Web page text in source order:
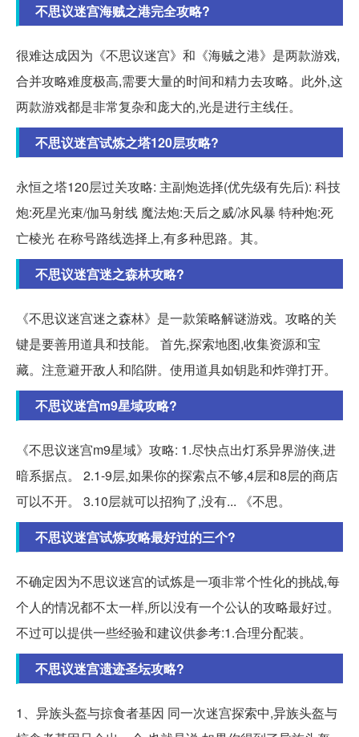
不思议迷宫海贼之港完全攻略?
很难达成因为《不思议迷宫》和《海贼之港》是两款游戏,
合并攻略难度极高,需要大量的时间和精力去攻略。此外,这
两款游戏都是非常复杂和庞大的,光是进行主线任。
不思议迷宫试炼之塔120层攻略?
永恒之塔120层过关攻略: 主副炮选择(优先级有先后): 科技
炮:死星光束/伽马射线 魔法炮:天后之威/冰风暴 特种炮:死
亡棱光 在称号路线选择上,有多种思路。其。
不思议迷宫迷之森林攻略?
《不思议迷宫迷之森林》是一款策略解谜游戏。攻略的关
键是要善用道具和技能。 首先,探索地图,收集资源和宝
藏。注意避开敌人和陷阱。使用道具如钥匙和炸弹打开。
不思议迷宫m9星域攻略?
《不思议迷宫m9星域》攻略: 1.尽快点出灯系异界游侠,进
暗系据点。 2.1-9层,如果你的探索点不够,4层和8层的商店
可以不开。 3.10层就可以招狗了,没有... 《不思。
不思议迷宫试炼攻略最好过的三个?
不确定因为不思议迷宫的试炼是一项非常个性化的挑战,每
个人的情况都不太一样,所以没有一个公认的攻略最好过。
不过可以提供一些经验和建议供参考:1.合理分配装。
不思议迷宫遗迹圣坛攻略?
1、异族头盔与掠食者基因 同一次迷宫探索中,异族头盔与